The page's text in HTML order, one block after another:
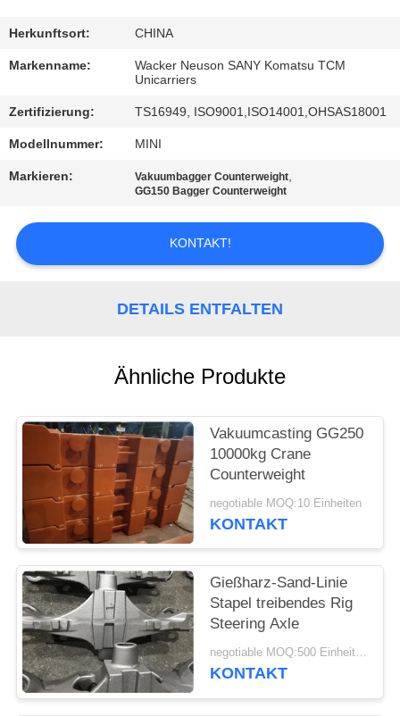
TRETEN
SIE
UNS
IN
VERBINDUNG
NACHRICHTEN
SITEMAP
PRIVACY
POLICY
Herkunftsort: CHINA
Markenname:
Wacker Neuson SANY Komatsu TCM
Unicarriers
Zertifizierung: TS16949, ISO9001,ISO14001,OHSAS18001
Modellnummer: MINI
Markieren: Vakuumbagger Counterweight,
GG150 Bagger Counterweight
KONTAKT!
DETAILS ENTFALTEN
Ähnliche Produkte
Vakuumcasting GG250
10000kg Crane
Counterweight
negotiable MOQ:10 Einheiten
KONTAKT
Gießharz-Sand-Linie
Stapel treibendes Rig
Steering Axle
negotiable MOQ:500 Einheiten
KONTAKT